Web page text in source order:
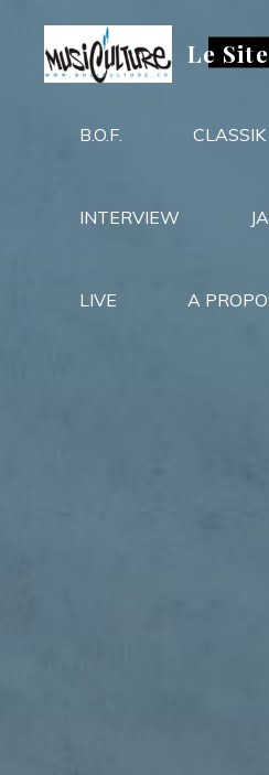
contenu
Le
B.O.F. CLASSIK
INTERVIEW
LIVE A